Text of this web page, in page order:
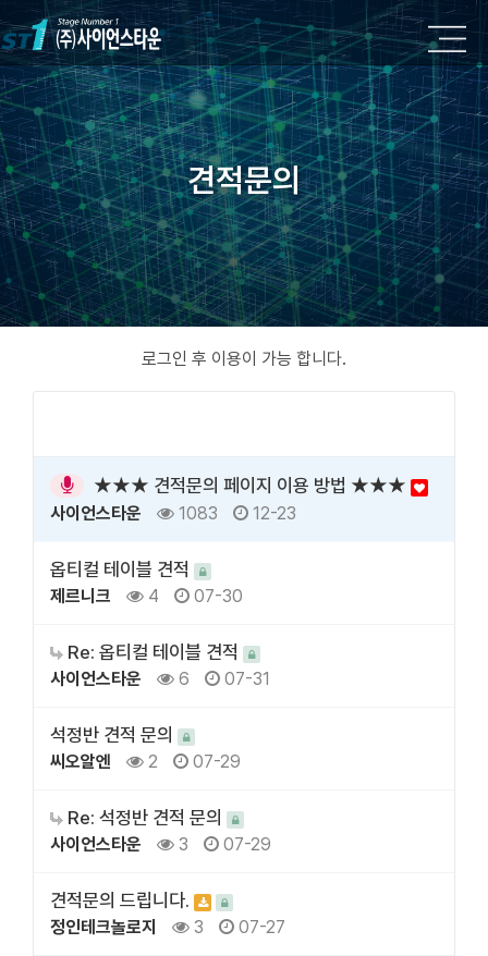
견적문의
로그인 후 이용이 가능 합니다.
★★★ 견적문의 페이지 이용 방법 ★★★
사이언스타운 1083 12-23
옵티컬 테이블 견적
제르니크 4 07-30
Re: 옵티컬 테이블 견적
사이언스타운 6 07-31
석정반 견적 문의
씨오알엔 2 07-29
Re: 석정반 견적 문의
사이언스타운 3 07-29
견적문의 드립니다.
정인테크놀로지 3 07-27